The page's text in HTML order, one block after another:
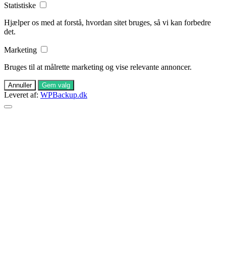
Statistiske
Hjælper os med at forstå, hvordan sitet bruges, så vi kan forbedre
det.
Marketing
Bruges til at målrette marketing og vise relevante annoncer.
Annuller Gem valg
Leveret af: WPBackup.dk